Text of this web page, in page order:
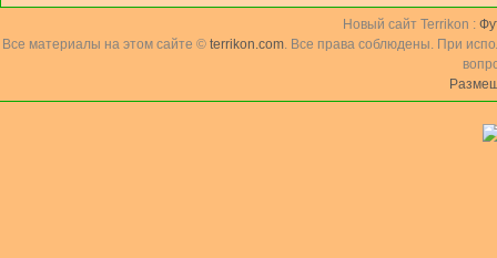
Новый сайт Terrikon :
Все материалы на этом сайте © terrikon.com. Все права соблюдены. При